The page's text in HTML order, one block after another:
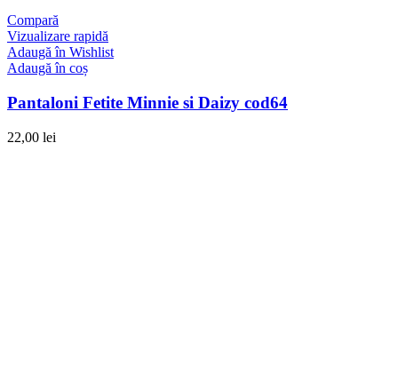
Compară
Vizualizare rapidă
Adaugă în Wishlist
Adaugă în coș
Pantaloni Fetite Minnie si Daizy cod64
22,00 lei